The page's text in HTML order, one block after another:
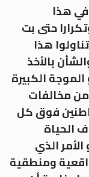
هذا
حتى بت
هذا
بالأخذ
الكبيرة
مخالفات
فوق كل
الحياة
الذي
ومنطقية